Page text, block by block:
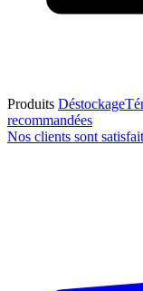
Produits Déstockage
recommandées
Nos clients sont